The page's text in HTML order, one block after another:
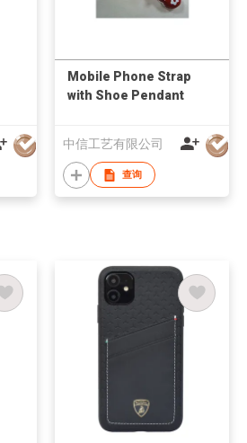
Mobile Phone Strap
with Shoe Pendant
中信工艺有限公司
查询